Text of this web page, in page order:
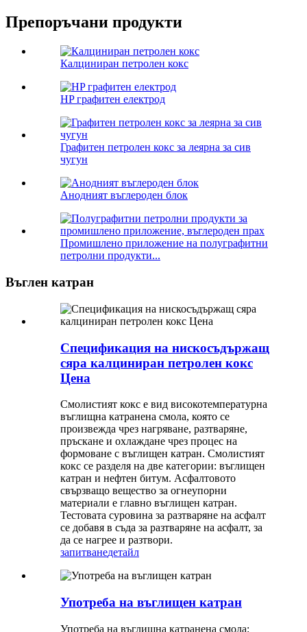
Препоръчани продукти
Калциниран петролен кокс
HP графитен електрод
Графитен петролен кокс за леярна за сив
чугун
Анодният въглероден блок
Промишлено приложение на полуграфитни
петролни продукти...
Въглен катран
Спецификация на нискосъдържащ
сяра калциниран петролен кокс
Цена
Смолистият кокс е вид високотемпературна
въглищна катранена смола, която се
произвежда чрез нагряване, разтваряне,
пръскане и охлаждане чрез процес на
формоване с въглищен катран. Смолистият
кокс се разделя на две категории: въглищен
катран и нефтен битум. Асфалтовото
свързващо вещество за огнеупорни
материали е главно въглищен катран.
Тестовата суровина за разтваряне на асфалт
се добавя в съда за разтваряне на асфалт, за
да се нагрее и разтвори.
запитванедетайл
Употреба на въглищен катран
Употреба на въглищна катранена смола: